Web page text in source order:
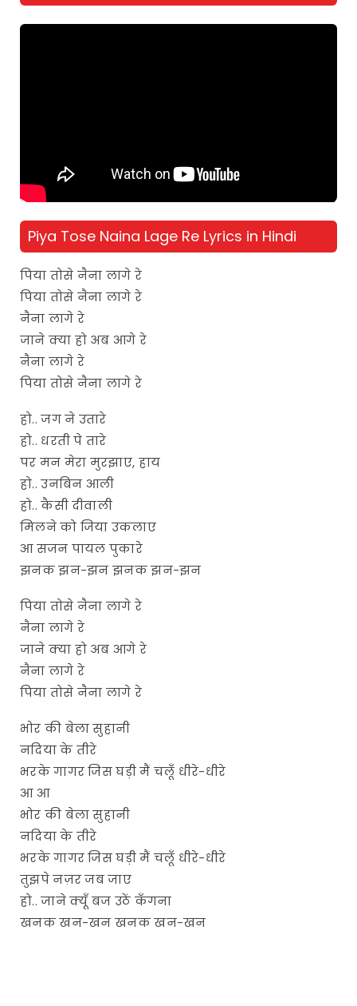
Piya Tose Naina Lage Re Lyrics in Hindi
पिया तोसे नैना लागे रे
पिया तोसे नैना लागे रे
नैना लागे रे
जाने क्या हो अब आगे रे
नैना लागे रे
पिया तोसे नैना लागे रे
हो.. जग ने उतारे
हो.. धरती पे तारे
पर मन मेरा मुरझाए, हाय
हो.. उनबिन आली
हो.. कैसी दीवाली
मिलने को जिया उकलाए
आ सजन पायल पुकारे
झनक झन-झन झनक झन-झन
पिया तोसे नैना लागे रे
नैना लागे रे
जाने क्या हो अब आगे रे
नैना लागे रे
पिया तोसे नैना लागे रे
भोर की बेला सुहानी
नदिया के तीरे
भरके गागर जिस घड़ी मैं चलूँ धीरे-धीरे
आ आ
भोर की बेला सुहानी
नदिया के तीरे
भरके गागर जिस घड़ी मैं चलूँ धीरे-धीरे
तुझपे नज़र जब जाए
हो.. जाने क्यूँ बज उठें कँगना
खनक खन-खन खनक खन-खन